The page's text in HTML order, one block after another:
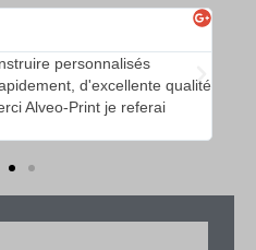
personnalisés
d'excellente qualité
Alveo-Print je referai